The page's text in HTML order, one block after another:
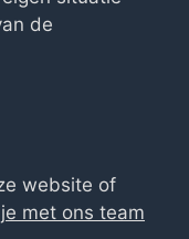
de
website of
met ons team